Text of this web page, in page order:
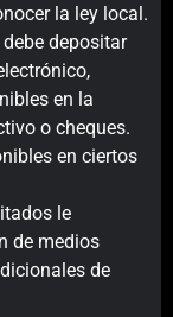
la ley local.
depositar
en la
o cheques.
en ciertos
le
de medios
de